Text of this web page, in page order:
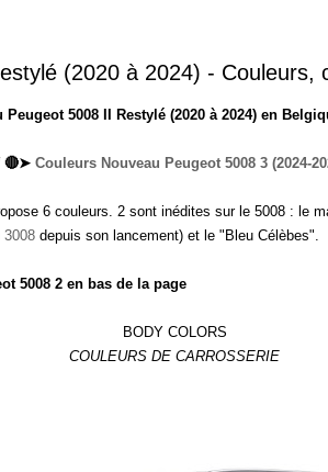
(2020 à 2024) - Couleurs,
5008 II Restylé (2020 à 2024) en
🔴➤ Couleurs Nouveau Peugeot 5008 3 (2024-
6 couleurs. 2 sont inédites sur le 5008 : le
3008 depuis son lancement) et le "Bleu Célèbes".
5008 2 en bas de la page
BODY COLORS
COULEURS DE CARROSSERIE